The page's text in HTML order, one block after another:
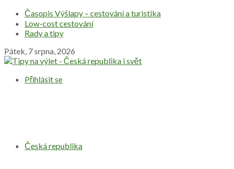
Časopis Výšlapy – cestování a turistika
Low-cost cestování
Rady a tipy
Pátek, 7 srpna, 2026
Přihlásit se
Česká republika